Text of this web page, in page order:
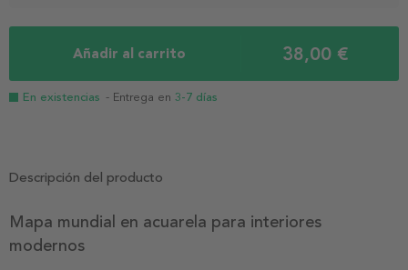
Añadir al carrito 38,00 €
En existencias - Entrega en 3-7 días
Descripción del producto
Mapa mundial en acuarela para interiores
modernos